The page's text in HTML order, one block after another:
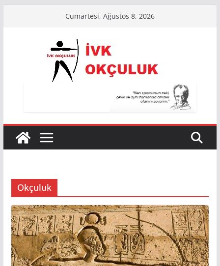
Cumartesi, Ağustos 8, 2026
Okçuluk